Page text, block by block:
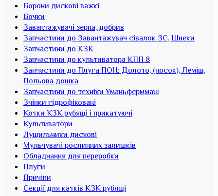
Борони дискові важкі
Бочки
Завантажувачі зерна, добрив
Запчастини до Завантажувач сівалок ЗС, Шнеки
Запчастини до КЗК
Запчастини до культиватора КПП 8
Запчастини до Плуга ПОН: Долото, (носок), Леміш,
Польова дошка
Запчастини до техніки Уманьферммаш
Зчіпки гідрофіковані
Котки КЗК рубящі і прикатуючі
Культиватори
Лущильники дискові
Мульчувачі рослинних залишків
Обладнання для переробки
Плуги
Причіпи
Секції для катків КЗК рубящі